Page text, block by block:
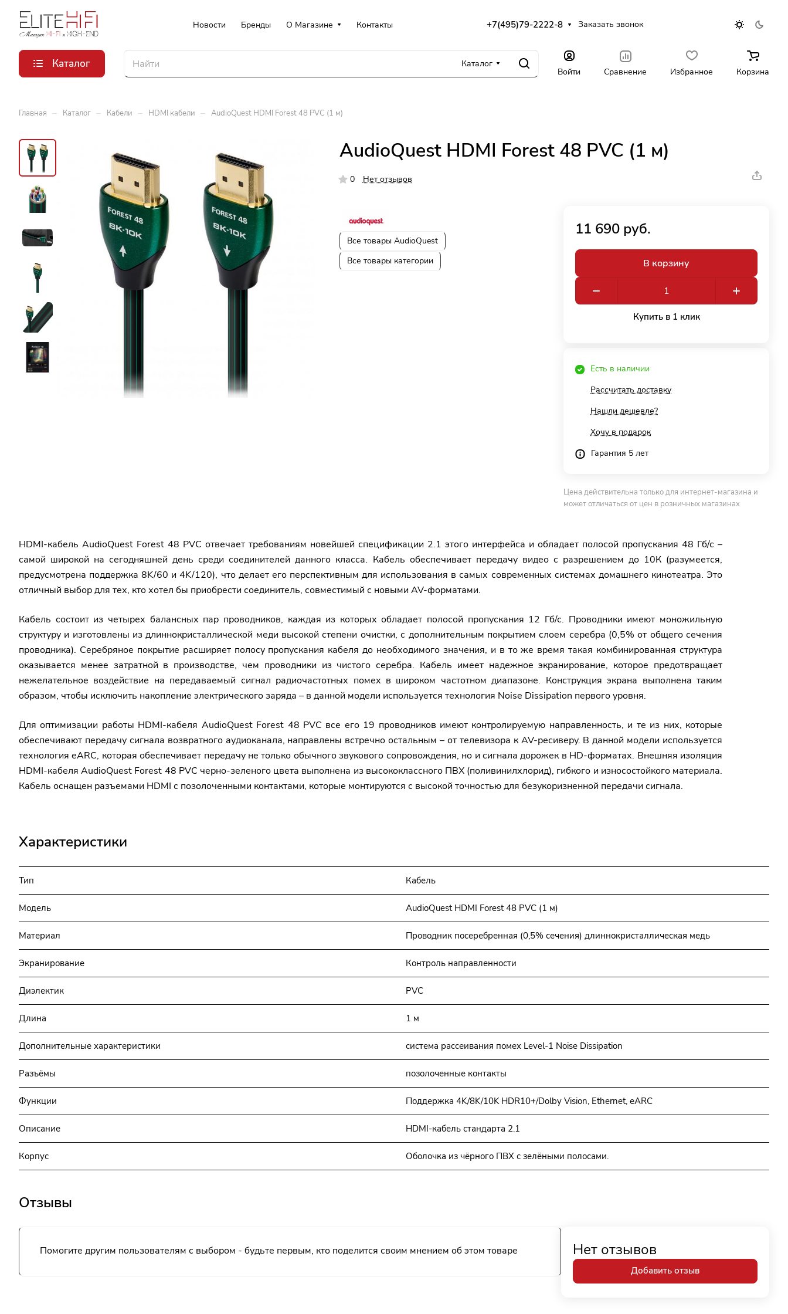
Новости Бренды О Магазине Контакты +7(495)79-2222-8 Заказать звонок
Каталог Каталог
Войти Сравнение Избранное Корзина
Главная – Каталог – Кабели – HDMI кабели – AudioQuest HDMI Forest 48 PVC (1 м)
AudioQuest HDMI Forest 48 PVC (1 м)
0 Нет отзывов
Все товары AudioQuest
Все товары категории
11 690 руб.
В корзину
Купить в 1 клик
Есть в наличии
Рассчитать доставку
Нашли дешевле?
Хочу в подарок
Гарантия 5 лет
Цена действительна только для интернет-магазина и
может отличаться от цен в розничных магазинах
HDMI-кабель AudioQuest Forest 48 PVC отвечает требованиям новейшей спецификации 2.1 этого интерфейса и обладает полосой пропускания 48 Гб/с –
самой широкой на сегодняшней день среди соединителей данного класса. Кабель обеспечивает передачу видео с разрешением до 10К (разумеется,
предусмотрена поддержка 8K/60 и 4K/120), что делает его перспективным для использования в самых современных системах домашнего кинотеатра. Это
отличный выбор для тех, кто хотел бы приобрести соединитель, совместимый с новыми AV-форматами.
Кабель состоит из четырех балансных пар проводников, каждая из которых обладает полосой пропускания 12 Гб/с. Проводники имеют моножильную
структуру и изготовлены из длиннокристаллической меди высокой степени очистки, с дополнительным покрытием слоем серебра (0,5% от общего сечения
проводника). Серебряное покрытие расширяет полосу пропускания кабеля до необходимого значения, и в то же время такая комбинированная структура
оказывается менее затратной в производстве, чем проводники из чистого серебра. Кабель имеет надежное экранирование, которое предотвращает
нежелательное воздействие на передаваемый сигнал радиочастотных помех в широком частотном диапазоне. Конструкция экрана выполнена таким
образом, чтобы исключить накопление электрического заряда – в данной модели используется технология Noise Dissipation первого уровня.
Для оптимизации работы HDMI-кабеля AudioQuest Forest 48 PVC все его 19 проводников имеют контролируемую направленность, и те из них, которые
обеспечивают передачу сигнала возвратного аудиоканала, направлены встречно остальным – от телевизора к AV-ресиверу. В данной модели используется
технология eARC, которая обеспечивает передачу не только обычного звукового сопровождения, но и сигнала дорожек в HD-форматах. Внешняя изоляция
HDMI-кабеля AudioQuest Forest 48 PVC черно-зеленого цвета выполнена из высококлассного ПВХ (поливинилхлорид), гибкого и износостойкого материала.
Кабель оснащен разъемами HDMI с позолоченными контактами, которые монтируются с высокой точностью для безукоризненной передачи сигнала.
Характеристики
Тип Кабель
Модель AudioQuest HDMI Forest 48 PVC (1 м)
Материал Проводник посеребренная (0,5% сечения) длиннокристаллическая медь
Экранирование Контроль направленности
Диэлектик PVC
Длина 1 м
Дополнительные характеристики система рассеивания помех Level-1 Noise Dissipation
Разъёмы позолоченные контакты
Функции Поддержка 4K/8K/10K HDR10+/Dolby Vision, Ethernet, еARC
Описание HDMI-кабель стандарта 2.1
Корпус Оболочка из чёрного ПВХ с зелёными полосами.
Отзывы
Помогите другим пользователям с выбором - будьте первым, кто поделится своим мнением об этом товаре Нет отзывов
Добавить отзыв